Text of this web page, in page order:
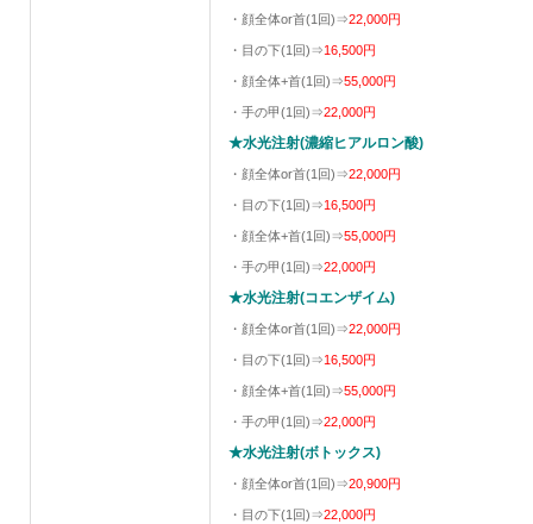
・顔全体or首(1回)⇒22,000円
・目の下(1回)⇒16,500円
・顔全体+首(1回)⇒55,000円
・手の甲(1回)⇒22,000円
★水光注射(濃縮ヒアルロン酸)
・顔全体or首(1回)⇒22,000円
・目の下(1回)⇒16,500円
・顔全体+首(1回)⇒55,000円
・手の甲(1回)⇒22,000円
★水光注射(コエンザイム)
・顔全体or首(1回)⇒22,000円
・目の下(1回)⇒16,500円
・顔全体+首(1回)⇒55,000円
・手の甲(1回)⇒22,000円
★水光注射(ボトックス)
・顔全体or首(1回)⇒20,900円
・目の下(1回)⇒22,000円